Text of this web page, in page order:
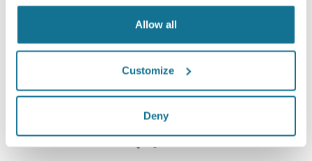
Allow all
Customize
Deny
一体どんな姿一番似合うかを知りたいで
すか？